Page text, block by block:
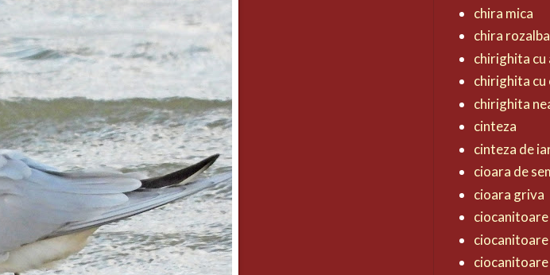
chira mica
chira rozalba
chirighita cu
chirighita cu
chirighita
cinteza
cinteza de
cioara de
cioara griva
ciocanitoare